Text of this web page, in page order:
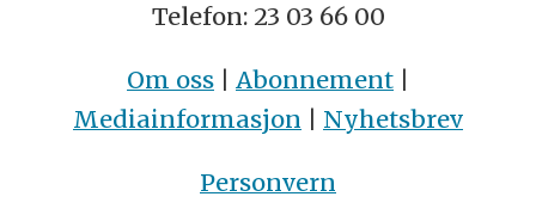
Telefon: 23 03 66 00
Om oss Abonnement
Mediainformasjon
Nyhetsbrev
Personvern